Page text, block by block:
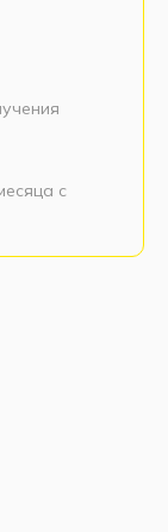
с